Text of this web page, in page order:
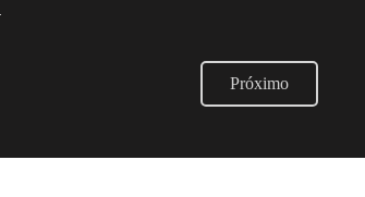
Próximo